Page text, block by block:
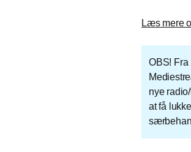
Læs mere
OBS! Fra
nye
at få